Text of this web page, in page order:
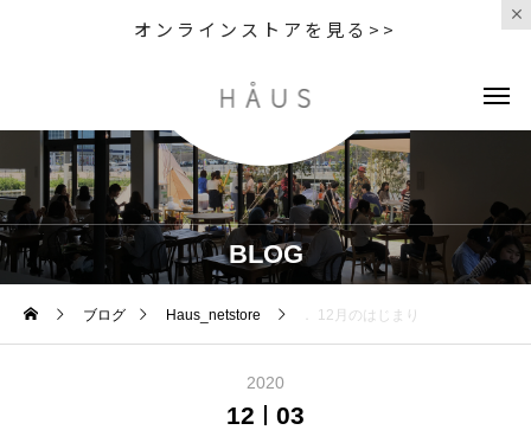
オンラインストアを見る>>
BLOG
ブログ Haus_netstore ． 12月のはじまり
2020
12 03